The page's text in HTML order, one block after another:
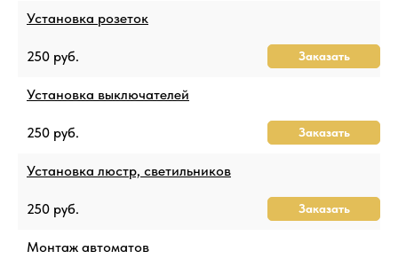
Установка розеток
250 руб. Заказать
Установка выключателей
250 руб. Заказать
Установка люстр, светильников
250 руб. Заказать
Монтаж автоматов